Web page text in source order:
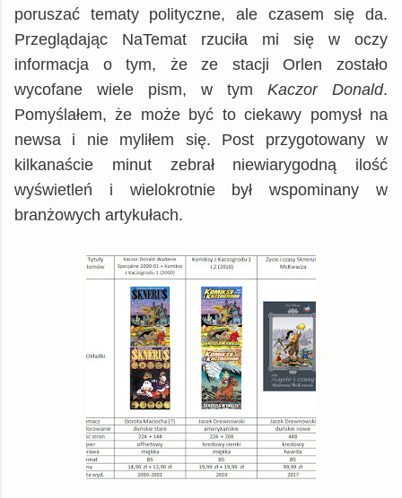
poruszać tematy polityczne, ale czasem się da.
Przeglądając NaTemat rzuciła mi się w oczy
informacja o tym, że ze stacji Orlen zostało
wycofane wiele pism, w tym Kaczor Donald.
Pomyślałem, że może być to ciekawy pomysł na
newsa i nie myliłem się. Post przygotowany w
kilkanaście minut zebrał niewiarygodną ilość
wyświetleń i wielokrotnie był wspominany w
branżowych artykułach.